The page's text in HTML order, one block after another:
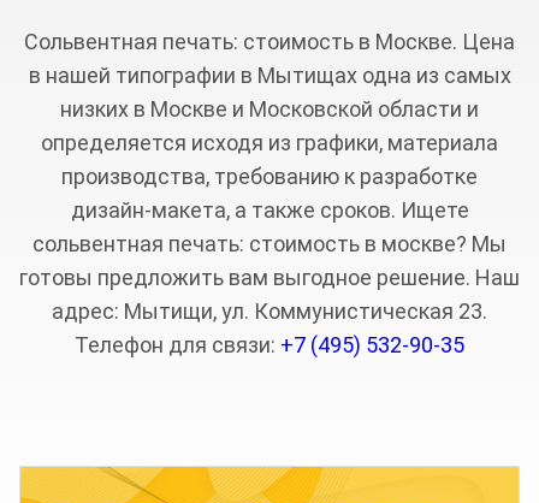
Сольвентная печать: стоимость в Москве. Цена
в нашей типографии в Мытищах одна из самых
низких в Москве и Московской области и
определяется исходя из графики, материала
производства, требованию к разработке
дизайн-макета, а также сроков. Ищете
сольвентная печать: стоимость в москве? Мы
готовы предложить вам выгодное решение. Наш
адрес: Мытищи, ул. Коммунистическая 23.
Телефон для связи: +7 (495) 532-90-35